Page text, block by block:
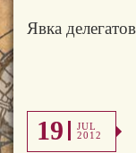
Явка
19
JUL
2012